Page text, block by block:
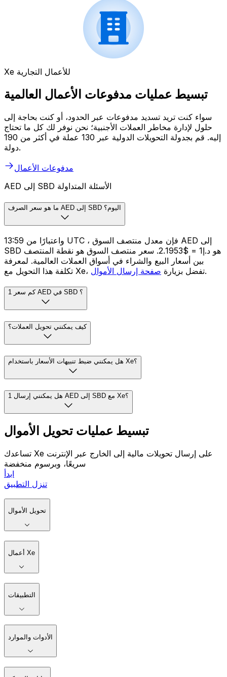
Xe للأعمال التجارية
تبسيط عمليات مدفوعات الأعمال العالمية
سواء كنت تريد تسديد مدفوعات عبر الحدود، أو كنت بحاجة إلى
حلول لإدارة مخاطر العملات الأجنبية؛ نحن نوفر لك كل ما تحتاج
إليه. قم بجدولة التحويلات الدولية عبر 130 عملة في أكثر من 190
دولة.
مدفوعات الأعمال
AED إلى SBD الأسئلة المتداولة
ما هو سعر الصرف AED إلى SBD اليوم؟
واعتبارًا من 13:59 UTC ، فإن معدل منتصف السوق AED إلى
SBD هو د.إ1 = $2.1953. سعر منتصف السوق هو نقطة المنتصف
بين أسعار البيع والشراء في أسواق العملات العالمية. لمعرفة
تكلفة هذا التحويل مع Xe، تفضل بزيارة صفحة إرسال الأموال .
كم سعر 1 AED في SBD ؟
كيف يمكنني تحويل العملات؟
هل يمكنني ضبط تنبيهات الأسعار باستخدام Xe؟
هل يمكنني إرسال 1 AED إلى SBD مع Xe؟
تبسيط عمليات تحويل الأموال
تساعدك Xe على إرسال تحويلات مالية إلى الخارج عبر الإنترنت
سريعًا، وبرسوم منخفضة
ابدأ
تنزل التطبيق
تحويل الأموال
أعمال Xe
التطبيقات
الأدوات والموارد